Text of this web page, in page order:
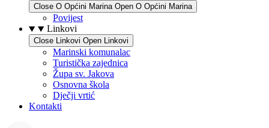
Close O Općini Marina Open O Općini Marina
Povijest
Linkovi
Close Linkovi Open Linkovi
Marinski komunalac
Turistička zajednica
Župa sv. Jakova
Osnovna škola
Dječji vrtić
Kontakti